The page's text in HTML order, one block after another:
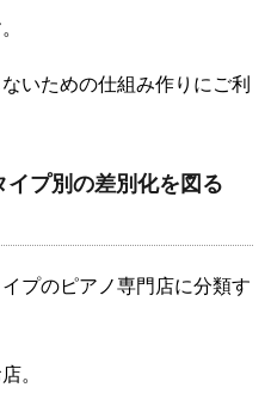
いための仕組み作りにご利
イプ別の差別化を図る
プのピアノ専門店に分類す
。